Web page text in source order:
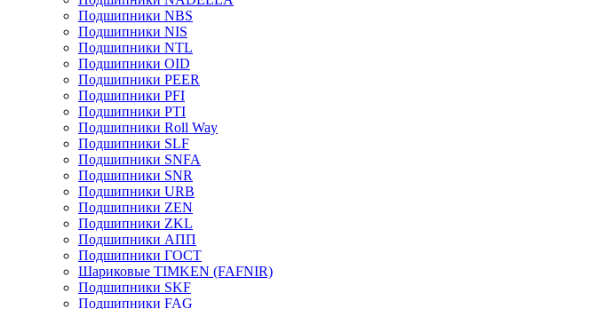
Подшипники NBS
Подшипники NIS
Подшипники NTL
Подшипники OID
Подшипники PEER
Подшипники PFI
Подшипники PTI
Подшипники Roll Way
Подшипники SLF
Подшипники SNFA
Подшипники SNR
Подшипники URB
Подшипники ZEN
Подшипники ZKL
Подшипники АПП
Подшипники ГОСТ
Шариковые ТІMKEN (FAFNIR)
Подшипники SKF
Подшипники FAG